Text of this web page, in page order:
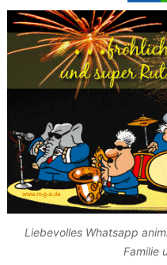
Liebevolles Whatsapp
Familie